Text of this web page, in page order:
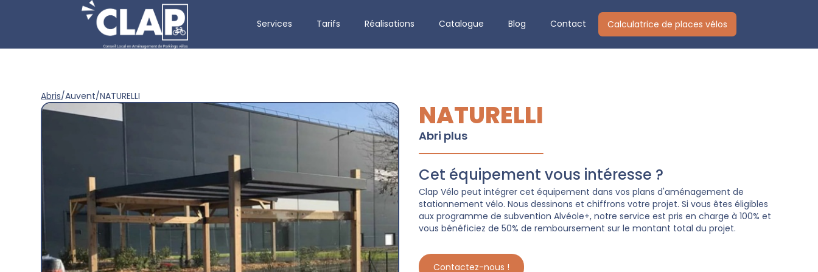
Services Tarifs Réalisations Catalogue Blog Contact Calculatrice de places vélos
Abris/Auvent/NATURELLI
NATURELLI
Abri plus
Cet équipement vous intéresse ?
Clap Vélo peut intégrer cet équipement dans vos plans d'aménagement de
stationnement vélo. Nous dessinons et chiffrons votre projet. Si vous êtes éligibles
aux programme de subvention Alvéole+, notre service est pris en charge à 100% et
vous bénéficiez de 50% de remboursement sur le montant total du projet.
Contactez-nous !